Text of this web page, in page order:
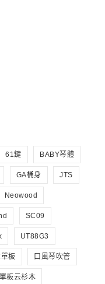
61鍵 BABY琴體
GA桶身 JTS
Neowood
SC09
UT88G3
板 口風琴吹管
單板云杉木